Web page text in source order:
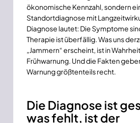
ökonomische Kennzahl, sondern
Standortdiagnose mit
Diagnose lautet: Die Symptome
Therapie ist überfällig. Was uns
„Jammern“ erscheint, ist in
Frühwarnung. Und die Fakten
Warnung größtenteils recht.
Die Diagnose ist
was fehlt, ist der